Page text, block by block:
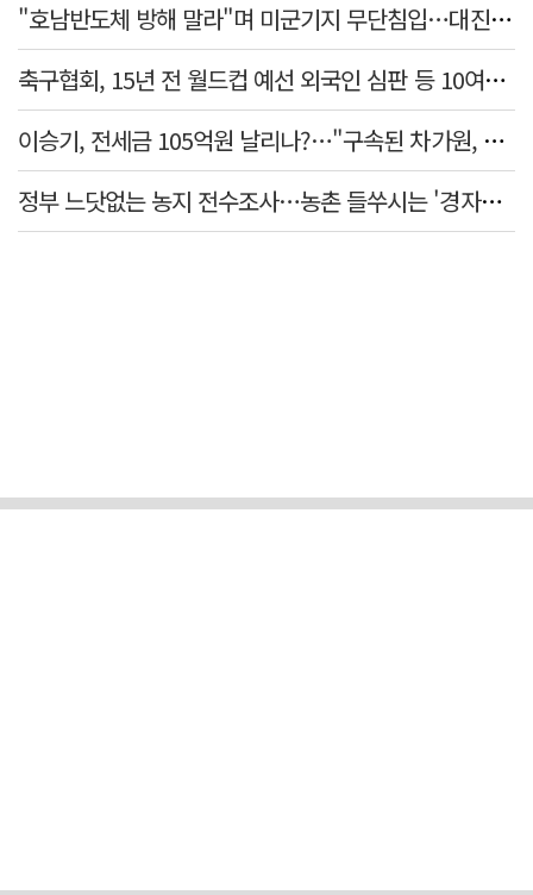
"호남반도체 방해 말라"며 미군기지 무단침입…대진연 회원 3명 '구속'
축구협회, 15년 전 월드컵 예선 외국인 심판 등 10여명에 '성 접대'
이승기, 전세금 105억원 날리나?…"구속된 차가원, 형사 범죄 영역"
정부 느닷없는 농지 전수조사…농촌 들쑤시는 '경자유전'의 칼날